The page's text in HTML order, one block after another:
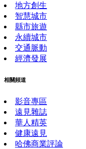
地方創生
智慧城市
縣市旅遊
永續城市
交通脈動
經濟發展
相關頻道
影音專區
遠見雜誌
華人精英
健康遠見
哈佛商業評論